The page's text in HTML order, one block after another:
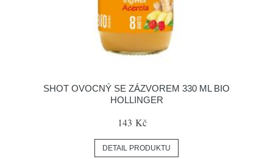
SHOT OVOCNÝ SE ZÁZVOREM 330 ML BIO
HOLLINGER
143 Kč
DETAIL PRODUKTU